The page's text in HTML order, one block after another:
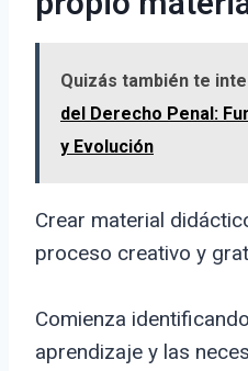
Quizás también te
del Derecho Penal:
y Evolución
Crear material
proceso creativo y
Comienza
aprendizaje y las